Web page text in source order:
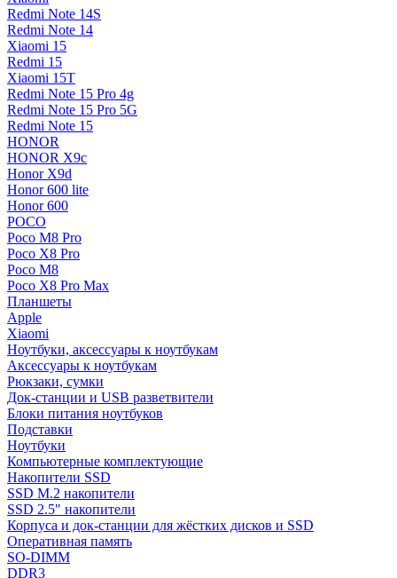
Redmi Note 14S
Redmi Note 14
Xiaomi 15
Redmi 15
Xiaomi 15T
Redmi Note 15 Pro 4g
Redmi Note 15 Pro 5G
Redmi Note 15
HONOR
HONOR X9c
Honor X9d
Honor 600 lite
Honor 600
POCO
Poco M8 Pro
Poco X8 Pro
Poco M8
Poco X8 Pro Max
Планшеты
Apple
Xiaomi
Ноутбуки, аксессуары к ноутбукам
Аксессуары к ноутбукам
Рюкзаки, сумки
Док-станции и USB разветвители
Блоки питания ноутбуков
Подставки
Ноутбуки
Компьютерные комплектующие
Накопители SSD
SSD M.2 накопители
SSD 2.5" накопители
Корпуса и док-станции для жёстких дисков и SSD
Оперативная память
SO-DIMM
DDR3